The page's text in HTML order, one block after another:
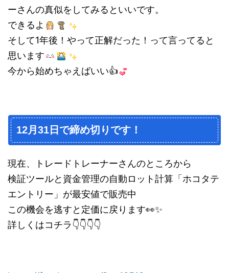
ーさんの真似をしてみるといいです。
できるよ
そして1年後！やって正解だった！って言ってると
思います
今から始めちゃえばいい👍
12月31日で締め切りです！
現在、トレードトレーナーさんのところから
検証ツールと資金管理の自動ロット計算「ホコタテ
エントリー」が最安値で販売中
この機会を逃すと定価に戻ります👀✨
詳しくはコチラ👇👇👇👇